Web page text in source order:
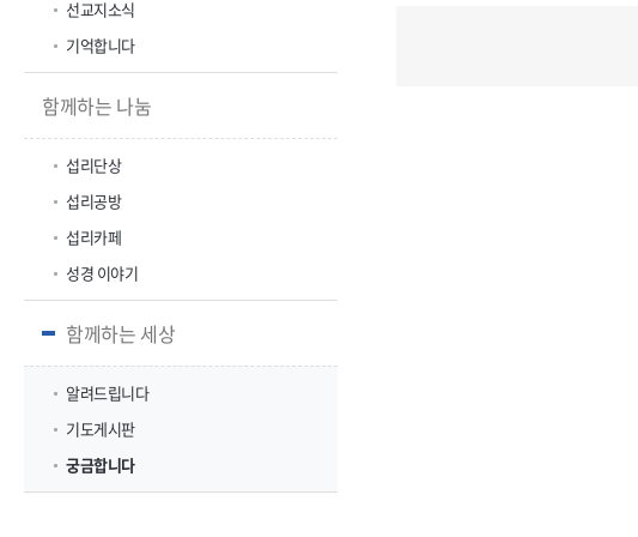
선교지소식
기억합니다
함께하는 나눔
섭리단상
섭리공방
섭리카페
성경 이야기
함께하는 세상
알려드립니다
기도게시판
궁금합니다